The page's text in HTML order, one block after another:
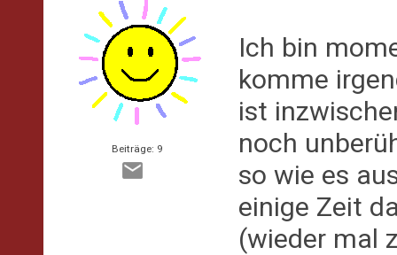
Beiträge: 9
Ich bin
komme
ist
noch
so wie es
einige Zeit
(wieder mal